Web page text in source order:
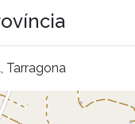
Tarragona